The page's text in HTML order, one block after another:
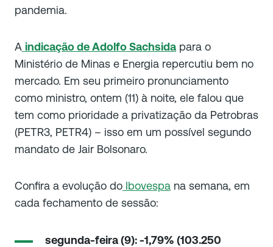
pandemia.
A indicação de Adolfo Sachsida para o
Ministério de Minas e Energia repercutiu bem no
mercado. Em seu primeiro pronunciamento
como ministro, ontem (11) à noite, ele falou que
tem como prioridade a privatização da Petrobras
(PETR3, PETR4) – isso em um possível segundo
mandato de Jair Bolsonaro.
Confira a evolução do Ibovespa na semana, em
cada fechamento de sessão:
segunda-feira (9): -1,79% (103.250